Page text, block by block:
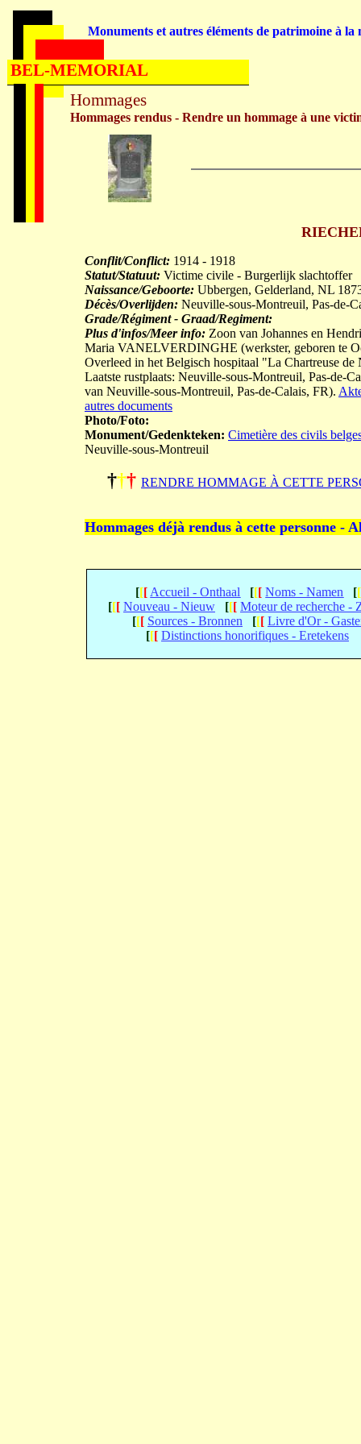
Conflit/Conflict: 1914 - 1918
Statut/Statuut: Victime civile - Burgerlijk slachtoffer
Naissance/Geboorte: Ubbergen, Gelderland, NL
Décès/Overlijden: Neuville-sous-Montreuil, Pas-de-
Grade/Régiment - Graad/Regiment:
Plus d'infos/Meer info: Zoon van Johannes en
Maria VANELVERDINGHE (werkster, geboren te
Overleed in het Belgisch hospitaal "La Chartreuse
Laatste rustplaats: Neuville-sous-Montreuil, Pas-de-
van Neuville-sous-Montreuil, Pas-de-Calais, FR).
autres documents
Photo/Foto:
Monument/Gedenkteken: Cimetière des civils
Neuville-sous-Montreuil
††† RENDRE HOMMAGE À CETTE
Hommages déjà rendus à cette personne -
[[[ Accueil - Onthaal [[[ Noms - Namen [[
[[[ Nouveau - Nieuw [[[ Moteur de recherche -
[[[ Sources - Bronnen [[[ Livre d'Or -
[[[ Distinctions honorifiques - Eretekens
Hommages
Hommages rendus - Rendre un hommage à une
Monuments et autres éléments de patrimoine à la
BEL-MEMORIAL